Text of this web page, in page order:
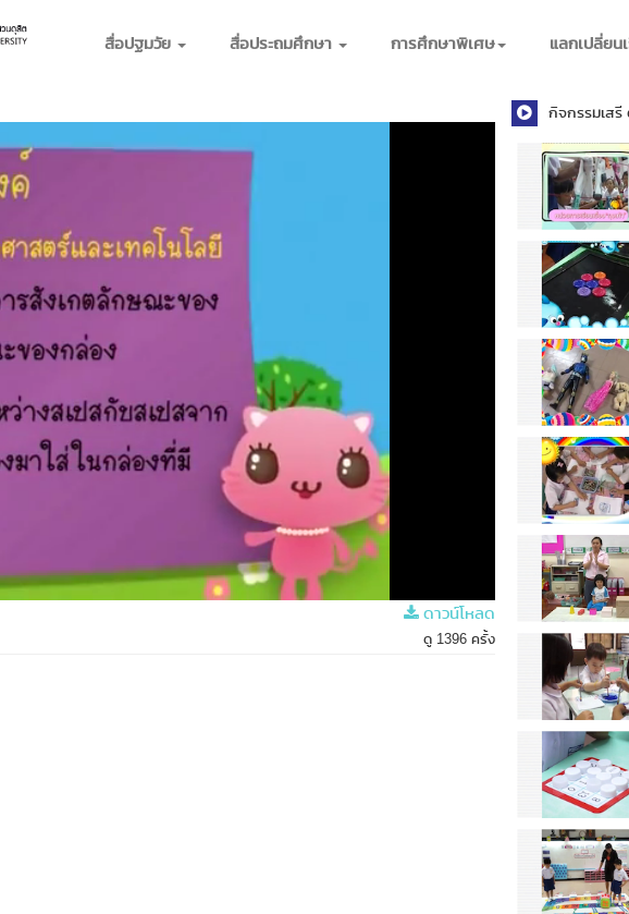
สื่อปฐมวัย สื่อประถมศึกษา การศึกษาพิเศษ แลกเปลี่ยน
ดาวน์โหลด
ดู 1396 ครั้ง
กิจกรรมเสรี